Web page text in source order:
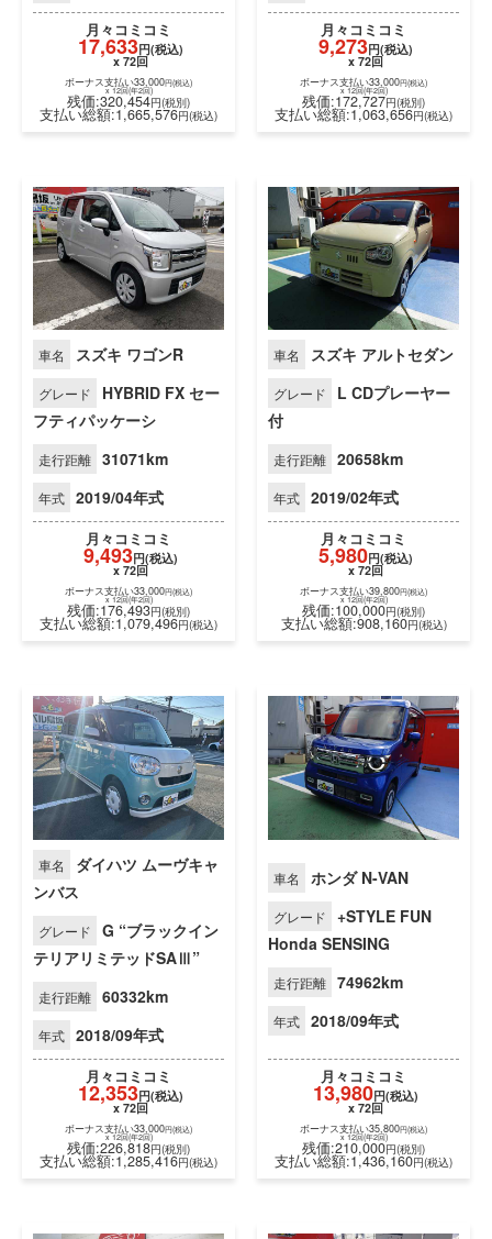
ボーナス支払い33,000円(税込)
x 12回(年2回)
残価:320,454円(税別)
支払い総額:1,665,576円(税込)
ボーナス支払い33,000円(税込)
x 12回(年2回)
残価:172,727円(税別)
支払い総額:1,063,656
車名 スズキ ワゴンR
グレード
HYBRID FX セー
フティパッケーシ
走行距離 31071km
年式 2019/04年式
月々コミコミ
9,493円(税込)
x 72回
ボーナス支払い33,000円(税込)
x 12回(年2回)
残価:176,493円(税別)
支払い総額:1,079,496円(税込)
車名 スズキ アルトセダン
グレード
L CDプレーヤー
付
走行距離 20658km
年式 2019/02年式
月々コミコミ
5,980円(税込)
x 72回
ボーナス支払い39,800
x 12回(年2回)
残価:100,000 円(税別)
支払い総額:908,160
車名
ダイハツ ムーヴキャ
ンバス
グレード
G “ブラックイン
テリアリミテッドSAⅢ”
走行距離 60332km
年式 2018/09年式
車名 ホンダ N-VAN
グレード
+STYLE FUN
Honda SENSING
走行距離 74962km
年式 2018/09年式